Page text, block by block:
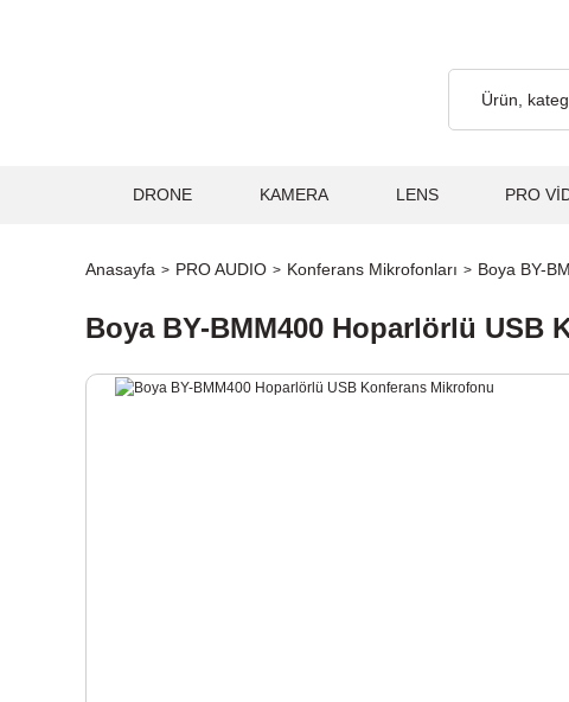
DRONE KAMERA LENS PRO
Anasayfa PRO AUDIO Konferans Mikrofonları Boya BY-
Boya BY-BMM400 Hoparlörlü USB
Ücretsiz... 2.000₺ ve Üzeri Alışverişlerde, Kargo Ücretsiz...